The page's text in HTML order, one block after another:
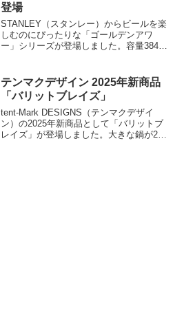
登場
STANLEY（スタンレー）からビールを楽
しむのにぴったりな「ゴールデンアワ
ー」シリーズが登場しました。容量384ml
ナーグラス」の2アイテムです。詳細をレ
ビューします。
テンマクデザイン 2025年新商品
「バリットブレイズ」
tent-Mark DESIGNS（テンマクデザイ
ン）の2025年新商品として「バリットブ
レイズ」が登場しました。大きな鍋が2つ